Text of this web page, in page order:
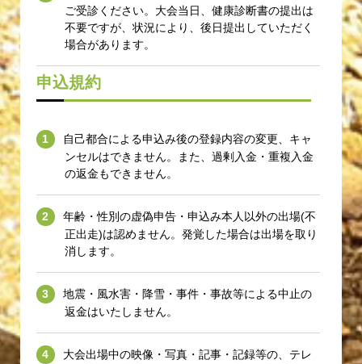
ご受診ください。大会当日、健康診断書の提出は
不要ですが、状況により、後日提出していただく
場合があります。
申込規約
自己都合による申込み後の登録内容の変更、キャ
ンセルはできません。また、過剰入金・重複入金
の返金もできません。
年齢・性別の虚偽申告・申込み本人以外の出場(不
正出走)は認めません。発覚した場合は出場を取り
消します。
地震・風水害・降雪・事件・事故等による中止の
返金はいたしません。
大会出場中の映像・写真・記事・記録等の、テレ